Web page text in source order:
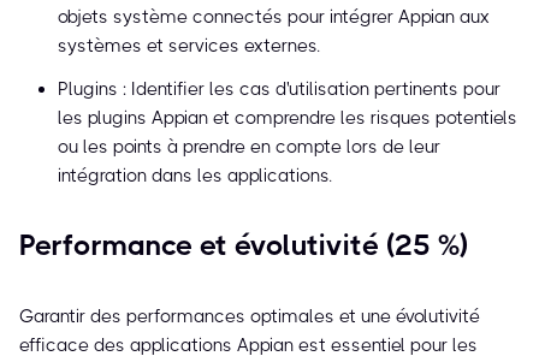
objets système connectés pour intégrer Appian aux
systèmes et services externes.
Plugins : Identifier les cas d'utilisation pertinents pour
les plugins Appian et comprendre les risques potentiels
ou les points à prendre en compte lors de leur
intégration dans les applications.
Performance et évolutivité (25 %)
Garantir des performances optimales et une évolutivité
efficace des applications Appian est essentiel pour les